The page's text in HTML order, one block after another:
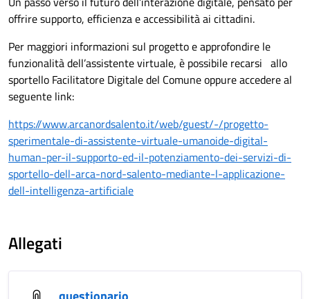
offrire supporto, efficienza e accessibilità ai cittadini.
Per maggiori informazioni sul progetto e approfondire le
funzionalità dell’assistente virtuale, è possibile recarsi allo
sportello Facilitatore Digitale del Comune oppure accedere al
seguente link:
https://www.arcanordsalento.it/web/guest/-/progetto-
sperimentale-di-assistente-virtuale-umanoide-digital-
human-per-il-supporto-ed-il-potenziamento-dei-servizi-di-
sportello-dell-arca-nord-salento-mediante-l-applicazione-
dell-intelligenza-artificiale
Allegati